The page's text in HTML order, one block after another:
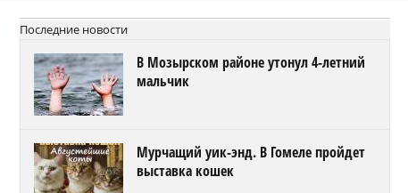
Последние новости
В Мозырском районе утонул 4-летний
мальчик
Мурчащий уик-энд. В Гомеле пройдет
выставка кошек